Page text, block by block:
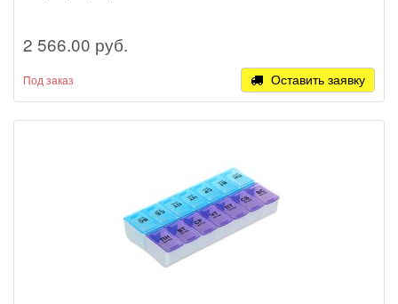
2 566.00 руб.
Под заказ Оставить заявку